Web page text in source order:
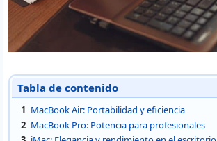
Tabla de contenido
1 MacBook Air: Portabilidad y eficiencia
2 MacBook Pro: Potencia para profesionales